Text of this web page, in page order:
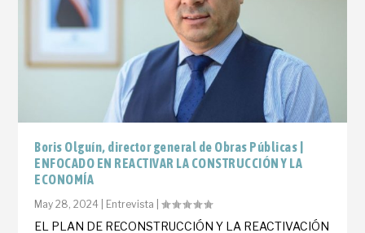
Boris Olguín, director general de Obras Públicas |
ENFOCADO EN REACTIVAR LA CONSTRUCCIÓN Y LA
ECONOMÍA
May 28, 2024 Entrevista |
EL PLAN DE RECONSTRUCCIÓN Y LA REACTIVACIÓN